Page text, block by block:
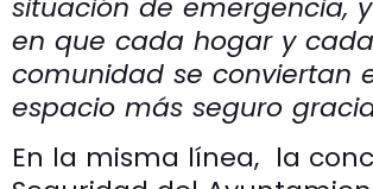
situación de emergencia,
en que cada hogar y cada
comunidad se conviertan
espacio más seguro
En la misma línea, la